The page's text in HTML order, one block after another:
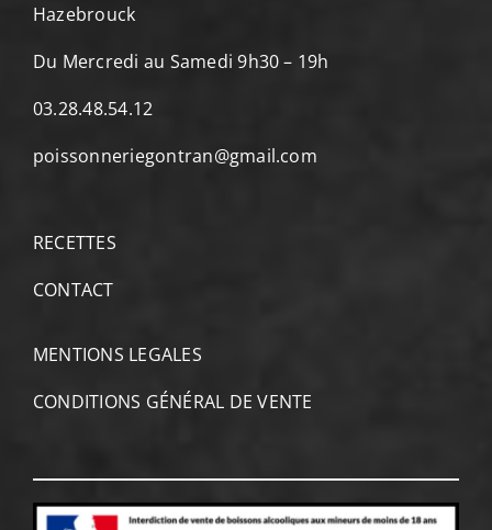
Hazebrouck
Du Mercredi au Samedi 9h30 – 19h
03.28.48.54.12
poissonneriegontran@gmail.com
RECETTES
CONTACT
MENTIONS LEGALES
CONDITIONS GÉNÉRAL DE VENTE